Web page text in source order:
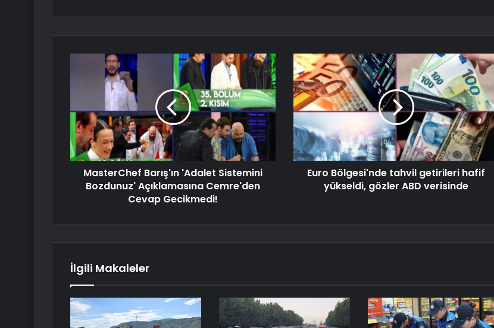
MasterChef Barış'ın 'Adalet Sistemini
Bozdunuz' Açıklamasına Cemre'den
Cevap Gecikmedi!
Euro Bölgesi'nde tahvil getirileri hafif
yükseldi, gözler ABD verisinde
İlgili Makaleler